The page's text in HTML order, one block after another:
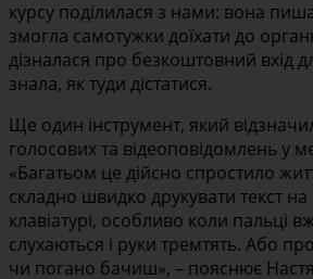
курсу поділилася з нами: вона
змогла самотужки доїхати до
дізналася про безкоштовний вхід
знала, як туди дістатися.
Ще один інструмент, який
голосових та відеоповідомлень у
«Багатьом це дійсно спростило
складно швидко друкувати текст на
клавіатурі, особливо коли пальці
слухаються і руки тремтять. Або
чи погано бачиш», – пояснює